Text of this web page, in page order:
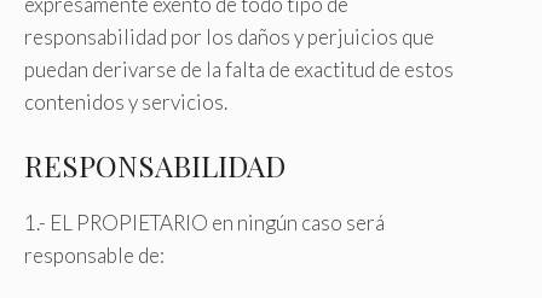
responsabilidad por los daños y perjuicios que
puedan derivarse de la falta de exactitud de estos
contenidos y servicios.
RESPONSABILIDAD
1.- EL PROPIETARIO en ningún caso será
responsable de: